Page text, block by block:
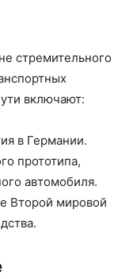
стремительного
включают:
в Германии.
прототипа,
автомобиля.
Второй мировой